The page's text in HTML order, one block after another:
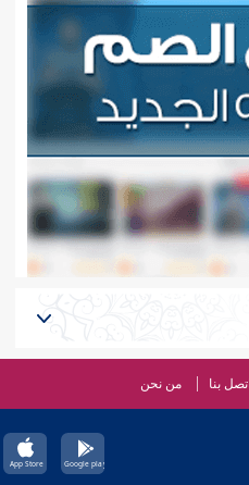
اتصل بنا من نحن